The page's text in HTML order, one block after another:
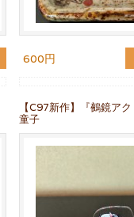
600円
【C97新作】『鵺鏡ア
童子